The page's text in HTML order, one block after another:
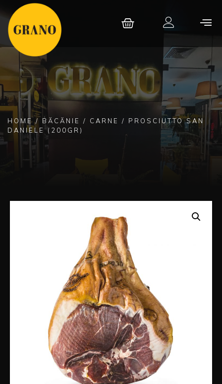
HOME / BĂCĂNIE / CARNE
/ PROSCIUTTO SAN
DANIELE (200GR)